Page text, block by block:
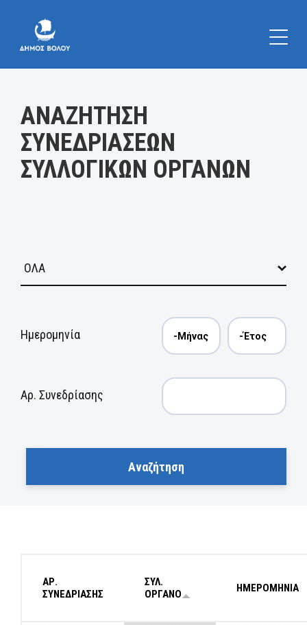
ΑΝΑΖΗΤΗΣΗ
ΣΥΝΕΔΡΙΑΣΕΩΝ
ΣΥΛΛΟΓΙΚΩΝ ΟΡΓΑΝΩΝ
Ημερομηνία
Αρ. Συνεδρίασης
ΑΡ.
ΣΥΝΕΔΡΙΑΣΗΣ
ΣΥΛ.
ΟΡΓΑΝΟ
ΗΜΕΡΟΜΗΝΙΑ